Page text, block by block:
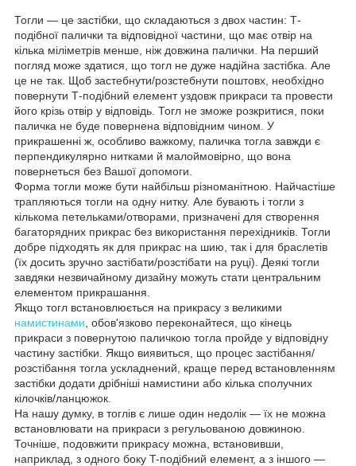
Тогли — це застібки, що складаються з двох частин: Т-
подібної палички та відповідної частини, що має отвір на
кілька міліметрів менше, ніж довжина палички. На перший
погляд може здатися, що тогл не дуже надійна застібка. Але
це не так. Щоб застебнути/розстебнути поштовх, необхідно
повернути Т-подібний елемент уздовж прикраси та провести
його крізь отвір у відповідь. Тогл не зможе розкритися, поки
паличка не буде повернена відповідним чином. У
прикрашенні ж, особливо важкому, паличка тогла завжди є
перпендикулярно нитками й малоймовірно, що вона
повернеться без Вашої допомоги.
Форма тогли може бути найбільш різноманітною. Найчастіше
трапляються тогли на одну нитку. Але бувають і тогли з
кількома петельками/отворами, призначені для створення
багаторядних прикрас без використання перехідників. Тогли
добре підходять як для прикрас на шию, так і для браслетів
(їх досить зручно застібати/розстібати на руці). Деякі тогли
завдяки незвичайному дизайну можуть стати центральним
елементом прикрашання.
Якщо тогл встановлюється на прикрасу з великими
намистинами , обов'язково переконайтеся, що кінець
прикраси з повернутою паличкою тогла пройде у відповідну
частину застібки. Якщо виявиться, що процес застібання/
розстібання тогла ускладнений, краще перед встановленням
застібки додати дрібніші намистини або кілька сполучних
кілочків/ланцюжок.
На нашу думку, в тоглів є лише один недолік — їх не можна
встановлювати на прикраси з регульованою довжиною.
Точніше, подовжити прикрасу можна, встановивши,
наприклад, з одного боку T-подібний елемент, а з іншого —